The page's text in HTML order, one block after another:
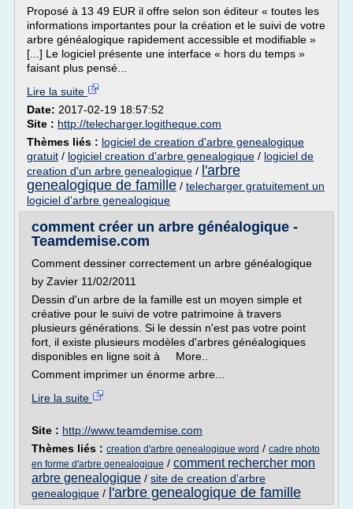
Proposé à 13 49 EUR il offre selon son éditeur « toutes les
informations importantes pour la création et le suivi de votre
arbre généalogique rapidement accessible et modifiable »
[...] Le logiciel présente une interface « hors du temps »
faisant plus pensé...
Lire la suite
Date: 2017-02-19 18:57:52
Site : http://telecharger.logitheque.com
Thèmes liés : logiciel de creation d'arbre genealogique
gratuit / logiciel creation d'arbre genealogique / logiciel de
creation d'un arbre genealogique / l'arbre
genealogique de famille / telecharger gratuitement un
logiciel d'arbre genealogique
comment créer un arbre généalogique -
Teamdemise.com
Comment dessiner correctement un arbre généalogique
by Zavier 11/02/2011
Dessin d'un arbre de la famille est un moyen simple et
créative pour le suivi de votre patrimoine à travers
plusieurs générations. Si le dessin n'est pas votre point
fort, il existe plusieurs modèles d'arbres généalogiques
disponibles en ligne soit à More..
Comment imprimer un énorme arbre...
Lire la suite
Site : http://www.teamdemise.com
Thèmes liés : creation d'arbre genealogique word / cadre photo
en forme d'arbre genealogique / comment rechercher mon
arbre genealogique / site de creation d'arbre
genealogique / l'arbre genealogique de famille